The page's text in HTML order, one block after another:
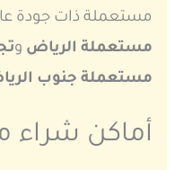
مستعملة ذات جودة
مستعملة الرياض و
مستعملة جنوب
أماكن